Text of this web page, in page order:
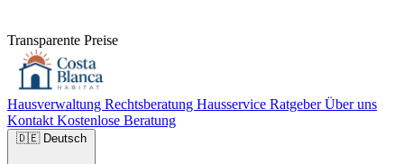
Transparente Preise
Hausverwaltung Rechtsberatung Hausservice RatgeberÜber uns
Kontakt Kostenlose Beratung
🇩🇪 Deutsch